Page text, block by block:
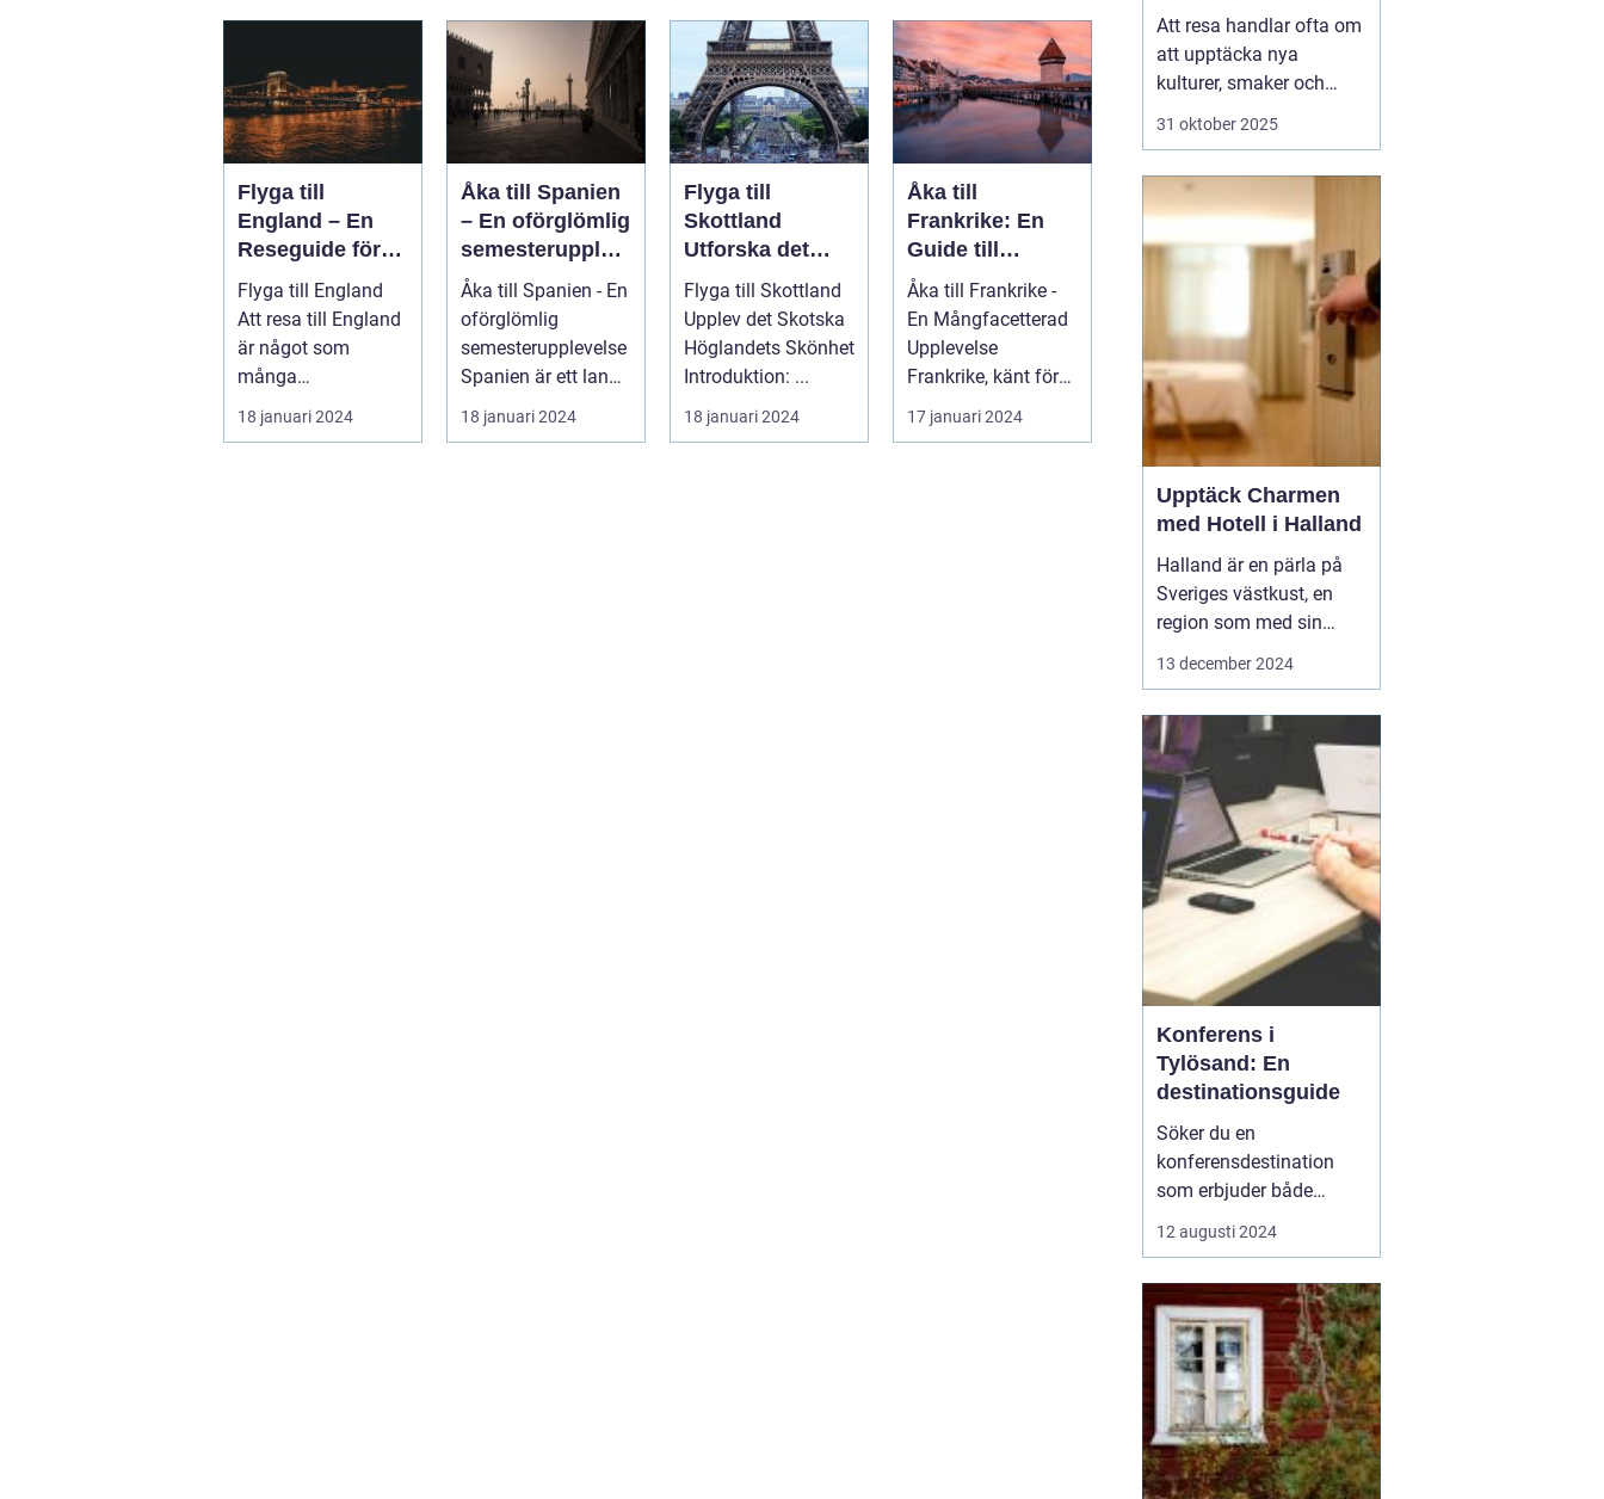
Flyga till
England – En
Reseguide för
Privatpersoner
Flyga till England
Att resa till England
är något som
många
privatpersoner
drömmer om.
18 januari 2024
Åka till Spanien
– En oförglömlig
semesterupplev
else
Åka till Spanien - En
oförglömlig
semesterupplevelse
Spanien är ett land
som lockar
miljontals männ...
18 januari 2024
Flyga till
Skottland
Utforska det
Skotska
Höglandets
Skönhet
Flyga till Skottland
Upplev det Skotska
Höglandets Skönhet
Introduktion: ...
18 januari 2024
Åka till
Frankrike: En
Guide till
Landets
Mångfald och
Attraktioner
Åka till Frankrike -
En Mångfacetterad
Upplevelse
Frankrike, känt för
sin rika kultur,
historiska a...
17 januari 2024
Att resa handlar ofta om
att upptäcka nya
kulturer, smaker och
perspektiv. Men vad
särskilt intresse eller
tema? Temaresor
erbjuder ett unikt sätt att
31 oktober 2025
Upptäck Charmen
med Hotell i Halland
Halland är en pärla på
Sveriges västkust, en
region som med sin
unika kustlinje,
såväl naturälskare som
kulturintresserade
besökare. I denna del
av...
13 december 2024
Konferens i
Tylösand: En
destinationsguide
Söker du en
konferensdestination
som erbjuder både
inspiration och
avkoppling? Tylösand,
och känt för sin
storslagna natur och
förstklassiga faciliteter,
är platsen som kan för...
12 augusti 2024